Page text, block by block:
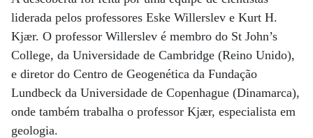
liderada pelos professores Eske Willerslev e Kurt H.
Kjær. O professor Willerslev é membro do St John’s
College, da Universidade de Cambridge (Reino Unido),
e diretor do Centro de Geogenética da Fundação
Lundbeck da Universidade de Copenhague (Dinamarca),
onde também trabalha o professor Kjær, especialista em
geologia.